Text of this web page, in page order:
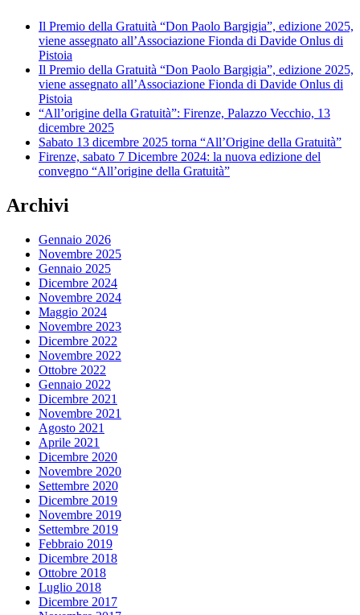
Il Premio della Gratuità “Don Paolo Bargigia”, edizione 2025,
viene assegnato all’Associazione Fionda di Davide Onlus di
Pistoia
Il Premio della Gratuità “Don Paolo Bargigia”, edizione 2025,
viene assegnato all’Associazione Fionda di Davide Onlus di
Pistoia
“All’origine della Gratuità”: Firenze, Palazzo Vecchio, 13
dicembre 2025
Sabato 13 dicembre 2025 torna “All’Origine della Gratuità”
Firenze, sabato 7 Dicembre 2024: la nuova edizione del
convegno “All’origine della Gratuità”
Archivi
Gennaio 2026
Novembre 2025
Gennaio 2025
Dicembre 2024
Novembre 2024
Maggio 2024
Novembre 2023
Dicembre 2022
Novembre 2022
Ottobre 2022
Gennaio 2022
Dicembre 2021
Novembre 2021
Agosto 2021
Aprile 2021
Dicembre 2020
Novembre 2020
Settembre 2020
Dicembre 2019
Novembre 2019
Settembre 2019
Febbraio 2019
Dicembre 2018
Ottobre 2018
Luglio 2018
Dicembre 2017